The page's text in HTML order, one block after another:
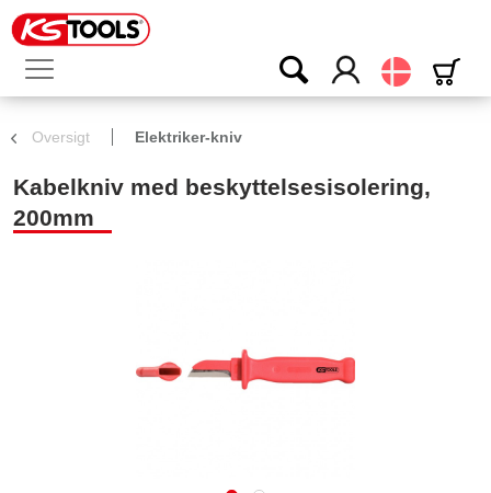
Dansk
Oversigt Elektriker-kniv
Kabelkniv med beskyttelsesisolering,
200mm